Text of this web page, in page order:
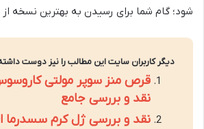
شود؛ گام شما برای رسیدن به بهترین نسخه
دیگر کاربران سایت این مطالب را نیز دوست
قرص منز سوپر مولتی
نقد و بررسی جامع
نقد و بررسی ژل کرم